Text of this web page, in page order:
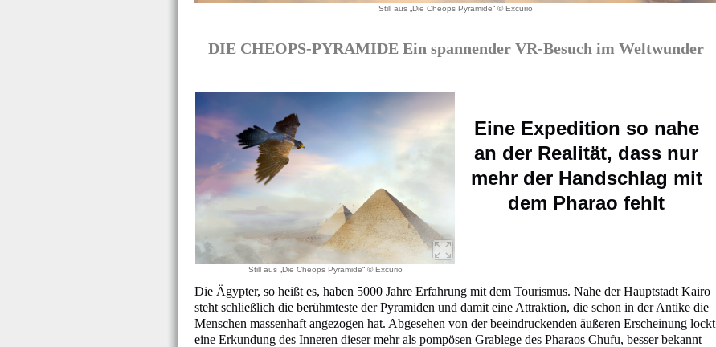
Still aus „Die Cheops Pyramide“ © Excurio
DIE CHEOPS-PYRAMIDE Ein spannender VR-Besuch im Weltwunder
Still aus „Die Cheops Pyramide“ © Excurio
Eine Expedition so nahe
an der Realität, dass nur
mehr der Handschlag mit
dem Pharao fehlt
Die Ägypter, so heißt es, haben 5000 Jahre Erfahrung mit dem Tourismus. Nahe der Hauptstadt Kairo
steht schließlich die berühmteste der Pyramiden und damit eine Attraktion, die schon in der Antike die
Menschen massenhaft angezogen hat. Abgesehen von der beeindruckenden äußeren Erscheinung lockt
eine Erkundung des Inneren dieser mehr als pompösen Grablege des Pharaos Chufu, besser bekannt